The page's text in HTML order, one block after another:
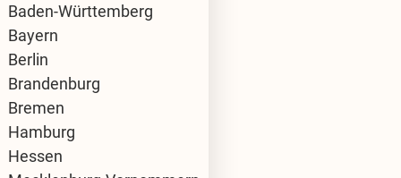
Baden-Württemberg
Bayern
Berlin
Brandenburg
Bremen
Hamburg
Hessen